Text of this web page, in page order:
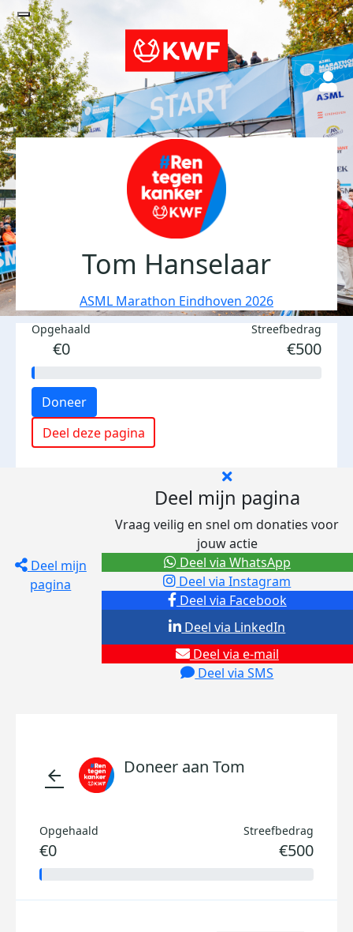
Tom Hanselaar
ASML Marathon Eindhoven 2026
Opgehaald
€0
Streefbedrag
€500
Doneer
Deel deze pagina
Deel mijn
pagina
Deel mijn pagina
Vraag veilig en snel om donaties voor
jouw actie
Deel via Facebook
Deel via Instagram
Deel via e-mail
Deel via SMS
Deel via LinkedIn
Deel via WhatsApp
arrow_back Doneer aan Tom
Opgehaald
€0
Streefbedrag
€500